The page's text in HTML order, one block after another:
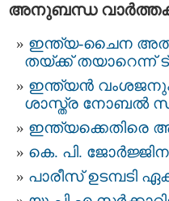
അനുബന്ധ
ഇ​ന്ത്യ-​ചൈ​ന
ത​യ്ക്ക് ത​യാ​റെ​ന്ന്
ഇന്ത്യൻ വംശജനും
ശാസ്ത്ര നോബല്‍
ഇന്ത്യക്കെതിരെ
കെ. പി.
പാരീസ് ഉടമ്പടി